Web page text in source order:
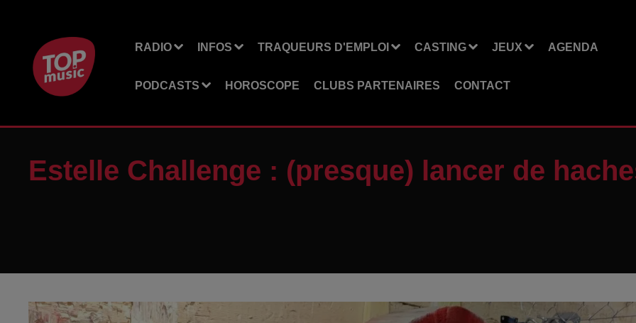
RADIO INFOS TRAQUEURS D'EMPLOI CASTING JEUX AGENDA
PODCASTS HOROSCOPE CLUBS PARTENAIRES CONTACT
Estelle Challenge : (presque) lancer de